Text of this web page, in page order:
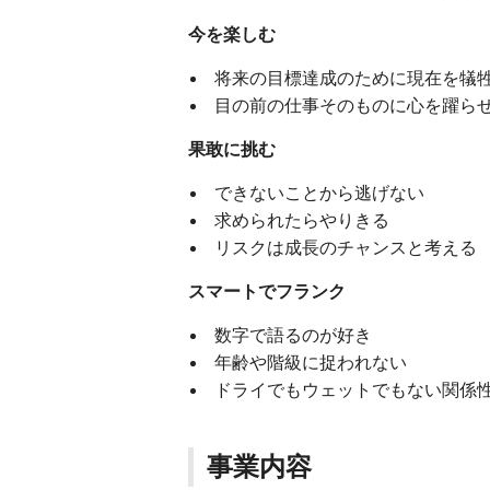
今を楽しむ
将来の目標達成のために現在を犠
目の前の仕事そのものに心を躍ら
果敢に挑む
できないことから逃げない
求められたらやりきる
リスクは成長のチャンスと考える
スマートでフランク
数字で語るのが好き
年齢や階級に捉われない
ドライでもウェットでもない関係
事業内容